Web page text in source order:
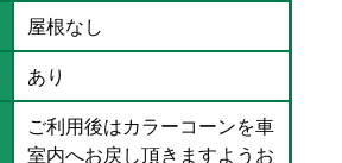
屋根なし
あり
ご利用後はカラーコーンを車
室内へお戻し頂きますようお